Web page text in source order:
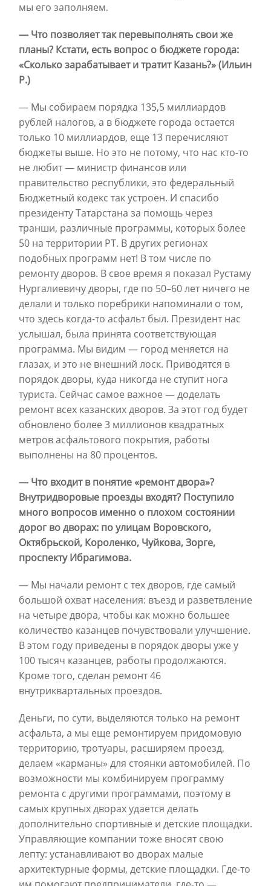
мы его заполняем.
— Что позволяет так перевыполнять свои же
планы? Кстати, есть вопрос о бюджете города:
«Сколько зарабатывает и тратит Казань?» (Ильин
Р.)
— Мы собираем порядка 135,5 миллиардов
рублей налогов, а в бюджете города остается
только 10 миллиардов, еще 13 перечисляют
бюджеты выше. Но это не потому, что нас кто-то
не любит — министр финансов или
правительство республики, это федеральный
Бюджетный кодекс так устроен. И спасибо
президенту Татарстана за помощь через
транши, различные программы, которых более
50 на территории РТ. В других регионах
подобных программ нет! В том числе по
ремонту дворов. В свое время я показал Рустаму
Нургалиевичу дворы, где по 50–60 лет ничего не
делали и только поребрики напоминали о том,
что здесь когда-то асфальт был. Президент нас
услышал, была принята соответствующая
программа. Мы видим — город меняется на
глазах, и это не внешний лоск. Приводятся в
порядок дворы, куда никогда не ступит нога
туриста. Сейчас самое важное — доделать
ремонт всех казанских дворов. За этот год будет
обновлено более 3 миллионов квадратных
метров асфальтового покрытия, работы
выполнены на 80 процентов.
— Что входит в понятие «ремонт двора»?
Внутридворовые проезды входят? Поступило
много вопросов именно о плохом состоянии
дорог во дворах: по улицам Воровского,
Октябрьской, Короленко, Чуйкова, Зорге,
проспекту Ибрагимова.
— Мы начали ремонт с тех дворов, где самый
большой охват населения: въезд и разветвление
на четыре двора, чтобы как можно большее
количество казанцев почувствовали улучшение.
В этом году приведены в порядок дворы уже у
100 тысяч казанцев, работы продолжаются.
Кроме того, сделан ремонт 46
внутриквартальных проездов.
Деньги, по сути, выделяются только на ремонт
асфальта, а мы еще ремонтируем придомовую
территорию, тротуары, расширяем проезд,
делаем «карманы» для стоянки автомобилей. По
возможности мы комбинируем программу
ремонта с другими программами, поэтому в
самых крупных дворах удается делать
дополнительно спортивные и детские площадки.
Управляющие компании тоже вносят свою
лепту: устанавливают во дворах малые
архитектурные формы, детские площадки. Где-то